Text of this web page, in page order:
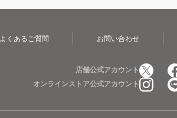
よくあるご質問 お問い合わせ
店舗公式アカウント
オンラインストア公式アカウント